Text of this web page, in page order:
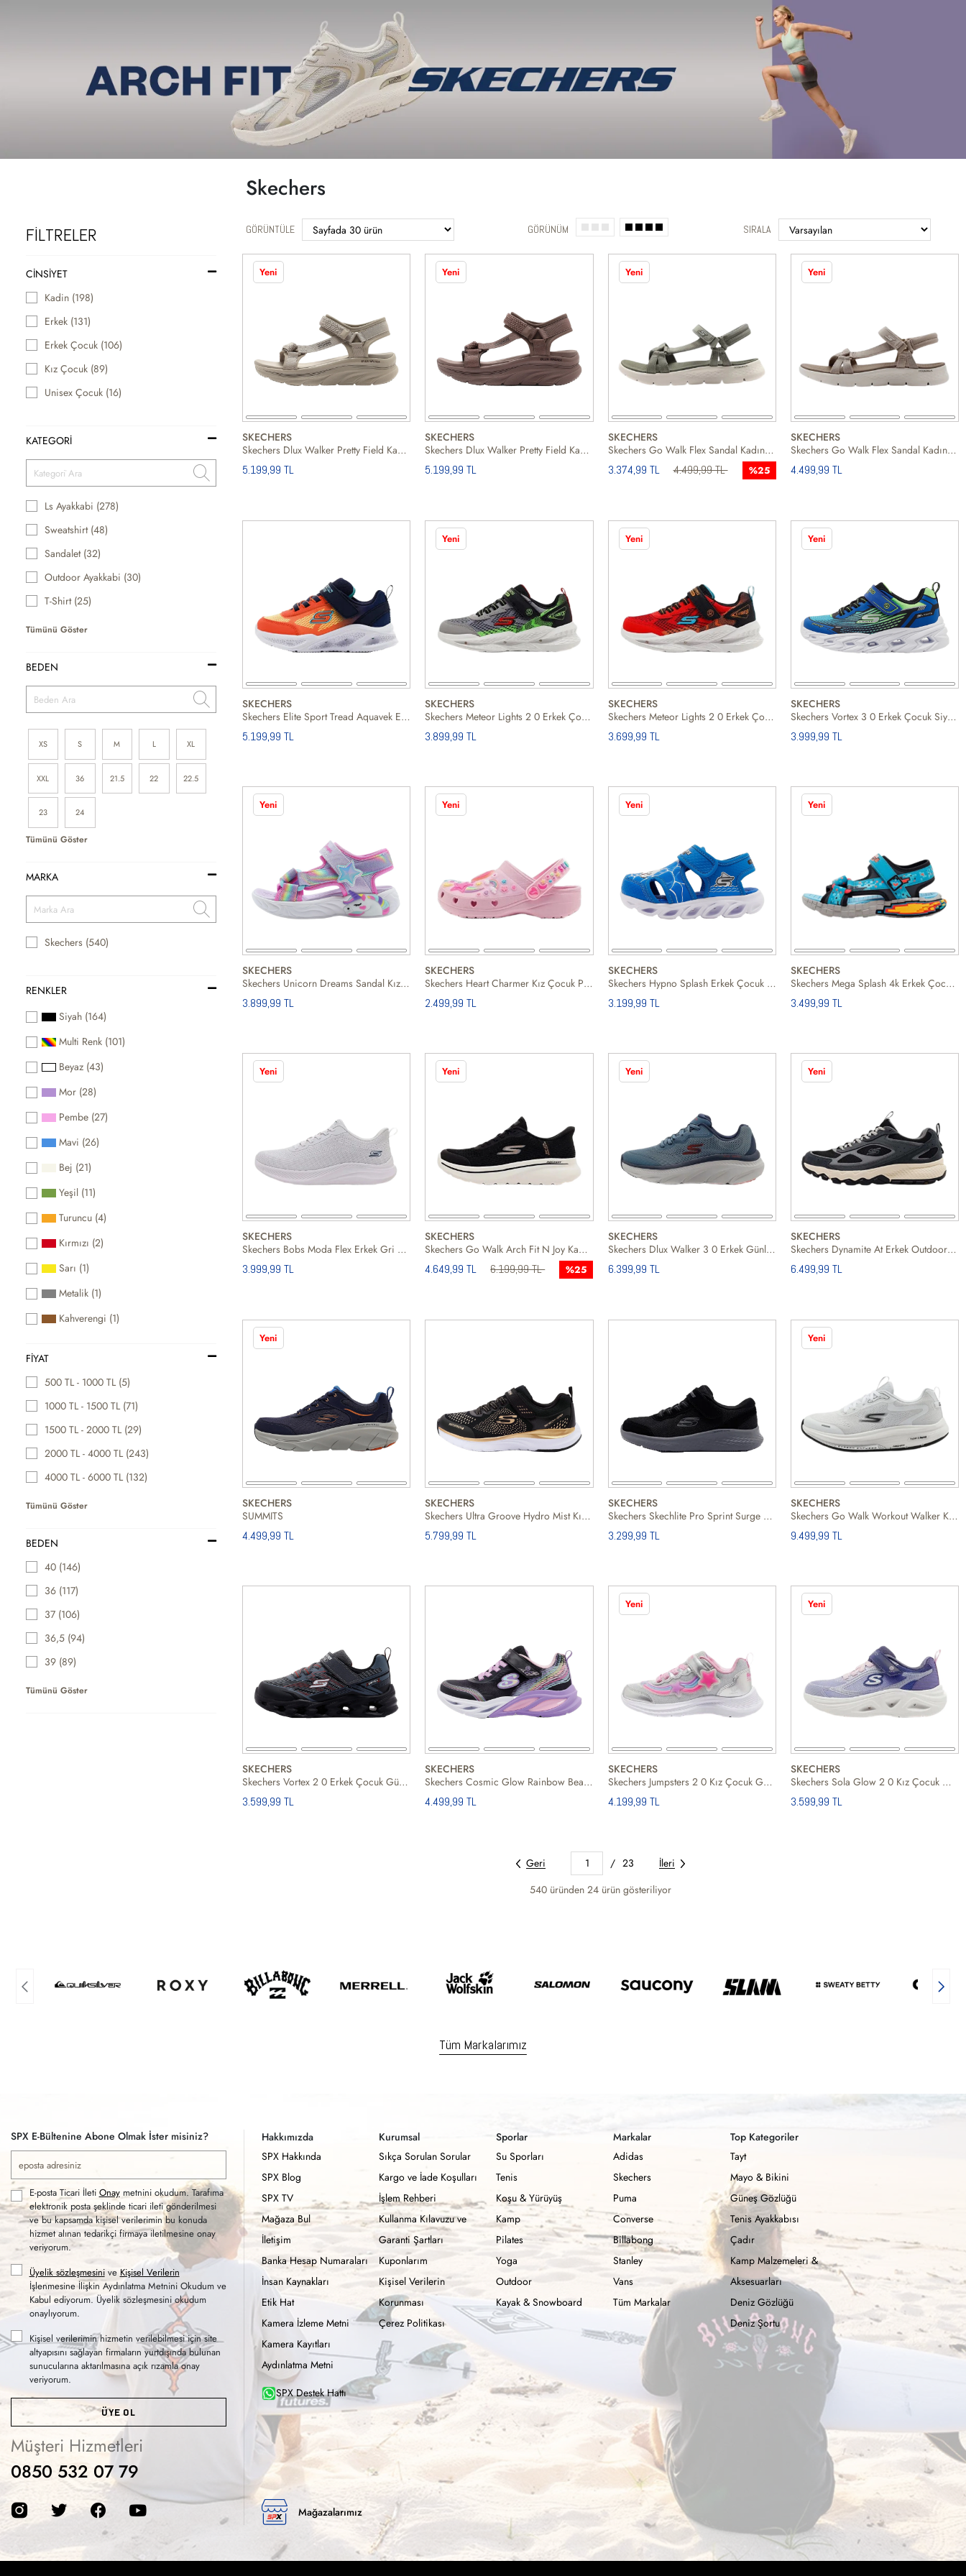
Müşteri Hizmetleri 0850 532 07 79
ERKEK
FİLTRELER
CINSIYET
Kadin (198)
Erkek (131)
Erkek Çocuk (106)
Kız Çocuk (89)
Unisex Çocuk (16)
KATEGORİ
Ls Ayakkabi (278)
Sweatshirt (48)
Sandalet (32)
Outdoor Ayakkabi (30)
T-Shirt (25)
Tümünü Göster
BEDEN
XS S M L XL
XXL 36 21.5 22 22.5
23 24
Tümünü Göster
MARKA
Skechers (540)
RENKLER
Siyah (164)
Multi Renk (101)
Beyaz (43)
Mor (28)
Pembe (27)
Mavi (26)
Bej (21)
Yeşil (11)
Turuncu (4)
Kırmızı (2)
Sarı (1)
Metalik (1)
Kahverengi (1)
FIYAT
500 TL - 1000 TL (5)
1000 TL - 1500 TL (71)
1500 TL - 2000 TL (29)
2000 TL - 4000 TL (243)
4000 TL - 6000 TL (132)
Tümünü Göster
BEDEN
40 (146)
36 (117)
37 (106)
36,5 (94)
39 (89)
Tümünü Göster
Skechers
GÖRÜNTÜLE GÖRÜNÜM SIRALA
Yeni
SKECHERS
Skechers Dlux Walker Pretty Field Kadın Bej Sandalet
5.199,99 TL
Yeni
SKECHERS
Skechers Dlux Walker Pretty Field Kadın Sandalet
5.199,99 TL
Yeni
SKECHERS
Skechers Go Walk Flex Sandal Kadın Sandalet
3.374,99 TL 4.499,99 TL %25
Yeni
SKECHERS
Skechers Go Walk Flex Sandal Kadın Sandalet
4.499,99 TL
SKECHERS
Skechers Elite Sport Tread Aquavek Erkek Çocuk Günlük Ayakkabı
5.199,99 TL
Yeni
SKECHERS
Skechers Meteor Lights 2 0 Erkek Çocuk Günlük Ayakkabı
3.899,99 TL
Yeni
SKECHERS
Skechers Meteor Lights 2 0 Erkek Çocuk Kırmızı Günlük Ayakkabı
3.699,99 TL
Yeni
SKECHERS
Skechers Vortex 3 0 Erkek Çocuk Siyah Günlük Ayakkabı
3.999,99 TL
Yeni
SKECHERS
Skechers Unicorn Dreams Sandal Kız Çocuk Sandalet
3.899,99 TL
Yeni
SKECHERS
Skechers Heart Charmer Kız Çocuk Pembe Sandalet
2.499,99 TL
Yeni
SKECHERS
Skechers Hypno Splash Erkek Çocuk Mavi Sandalet
3.199,99 TL
Yeni
SKECHERS
Skechers Mega Splash 4k Erkek Çocuk Mavi Sandalet
3.499,99 TL
Yeni
SKECHERS
Skechers Bobs Moda Flex Erkek Gri Günlük Ayakkabı
3.999,99 TL
Yeni
SKECHERS
Skechers Go Walk Arch Fit N Joy Kadın Günlük Ayakkabı
4.649,99 TL 6.199,99 TL %25
Yeni
SKECHERS
Skechers Dlux Walker 3 0 Erkek Günlük Ayakkabı
6.399,99 TL
Yeni
SKECHERS
Skechers Dynamite At Erkek Outdoor Ayakkabı
6.499,99 TL
Yeni
SKECHERS
SUMMITS
4.499,99 TL
SKECHERS
Skechers Ultra Groove Hydro Mist Kız Çocuk Günlük Ayakkabı
5.799,99 TL
SKECHERS
Skechers Skechlite Pro Sprint Surge Erkek Çocuk Siyah Günlük Ayakkabı
3.299,99 TL
Yeni
SKECHERS
Skechers Go Walk Workout Walker Kadın Günlük Ayakkabı
9.499,99 TL
SKECHERS
Skechers Vortex 2 0 Erkek Çocuk Günlük Ayakkabı
3.599,99 TL
SKECHERS
Skechers Cosmic Glow Rainbow Beam Kız Çocuk Günlük Ayakkabı
4.499,99 TL
Yeni
SKECHERS
Skechers Jumpsters 2 0 Kız Çocuk Günlük Ayakkabı
4.199,99 TL
Yeni
SKECHERS
Skechers Sola Glow 2 0 Kız Çocuk Günlük Ayakkabı
3.599,99 TL
Geri 1 / 23
İleri
540 üründen 24 ürün gösteriliyor
Tüm Markalarımız
SPX E-Bültenine Abone Olmak İster misiniz?
E-posta Ticari İleti Onaymetnini okudum. Tarafıma
elektronik posta şeklinde ticari ileti gönderilmesi
ve bu kapsamda kişisel verilerimin bu konuda
hizmet alınan tedarikçi firmaya iletilmesine onay
veriyorum.
Üyelik sözleşmesinive Kişisel Verilerin
İşlenmesine İlişkin Aydınlatma Metnini Okudum ve
Kabul ediyorum. Üyelik sözleşmesini okudum
onaylıyorum.
Kişisel verilerimin hizmetin verilebilmesi için site
altyapısını sağlayan firmaların yurtdışında bulunan
sunucularına aktarılmasına açık rızamla onay
veriyorum.
ÜYE OL
Müşteri Hizmetleri
0850 532 07 79
Hakkımızda
SPX Hakkında
SPX Blog
SPX TV
Mağaza Bul
İletişim
Banka Hesap Numaraları
İnsan Kaynakları
Etik Hat
Kamera İzleme Metni
Kamera Kayıtları
Aydınlatma Metni
Kurumsal
Sıkça Sorulan Sorular
Kargo ve İade Koşulları
İşlem Rehberi
Kullanma Kılavuzu ve
Garanti Şartları
Kuponlarım
Kişisel Verilerin
Korunması
Çerez Politikası
Sporlar
Su Sporları
Tenis
Koşu & Yürüyüş
Kamp
Pilates
Yoga
Outdoor
Kayak & Snowboard
Markalar
Adidas
Skechers
Puma
Converse
Billabong
Stanley
Vans
Tüm Markalar
Top Kategoriler
Tayt
Mayo & Bikini
Güneş Gözlüğü
Tenis Ayakkabısı
Çadır
Kamp Malzemeleri &
Aksesuarları
Deniz Gözlüğü
Deniz Şortu
SPX Destek Hattı
Mağazalarımız